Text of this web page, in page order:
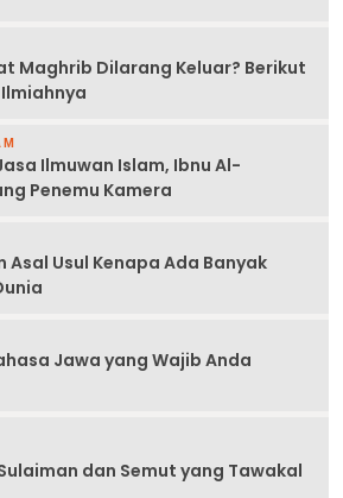
Maghrib Dilarang Keluar? Berikut
Ilmuwan Islam, Ibnu Al-
Penemu Kamera
Asal Usul Kenapa Ada Banyak
Jawa yang Wajib Anda
dan Semut yang Tawakal